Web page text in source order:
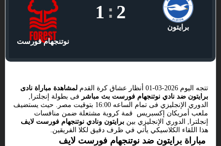
برايتون
2
:
1
نوتنجهام فورست
تتجه اليوم 2026-03-01 أنظار عشاق كرة القدم
لمشاهدة مباراة نادى
برايتون ضد نادي نوتنجهام فورست بث مباشر فى بطولة إنجلترا,
الدوري الإنجليزي فى تمام الساعه 16:00 بتوقيت مصر. حيث يستضيف
ملعب أمريكان إكسبريس قمة كروية مشتعلة ضمن منافسات
إنجلترا, الدوري الإنجليزي بين برايتون ونادي نوتنجهام فورست لايف
هذا اللقاء الكلاسيكي يأتي في ظرف دقيق لكلا الفريقين.
مباراة برايتون ضد نوتنجهام فورست لايف